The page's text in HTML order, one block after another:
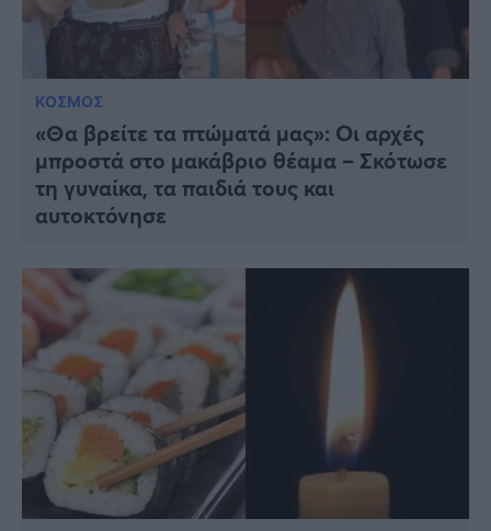
ΚΟΣΜΟΣ
«Θα βρείτε τα πτώματά μας»: Οι αρχές
μπροστά στο μακάβριο θέαμα – Σκότωσε
τη γυναίκα, τα παιδιά τους και
αυτοκτόνησε